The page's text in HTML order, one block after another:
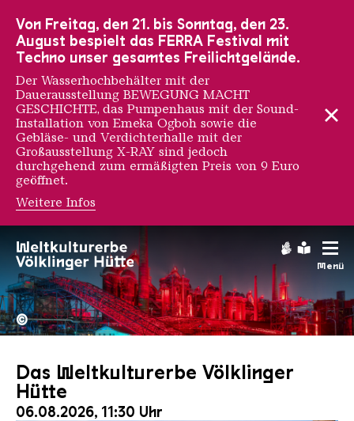
Menü
Hochofengruppe in Rot
Copyright:
©
Das Weltkulturerbe Völklinger
Hütte
06.08.2026, 11:30 Uhr
Von Freitag, den 21. bis Sonntag, den 23.
August bespielt das FERRA Festival mit
Techno unser gesamtes Freilichtgelände.
Der Wasserhochbehälter mit der
Dauerausstellung BEWEGUNG MACHT
GESCHICHTE, das Pumpenhaus mit der Sound-
Installation von Emeka Ogboh sowie die
Gebläse- und Verdichterhalle mit der
Großausstellung X-RAY sind jedoch
durchgehend zum ermäßigten Preis von 9 Euro
geöffnet.
Weitere Infos